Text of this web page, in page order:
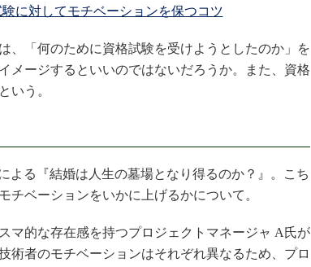
験に対してモチベーションを保つコツ
、「何のために資格試験を受けようとしたのか」を
メージするといいのではないだろうか。また、資格
いう。
よる『結婚は人生の墓場となり得るのか？』。こち
チベーションをいかに上げるかについて。
マ的な存在感を持つプロジェクトマネージャ A氏が
術者のモチベーションはそれぞれ異なるため、プロ